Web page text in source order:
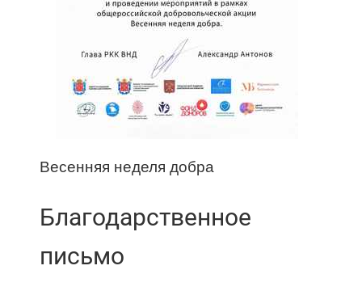
Весенняя неделя добра
Благодарственное
письмо